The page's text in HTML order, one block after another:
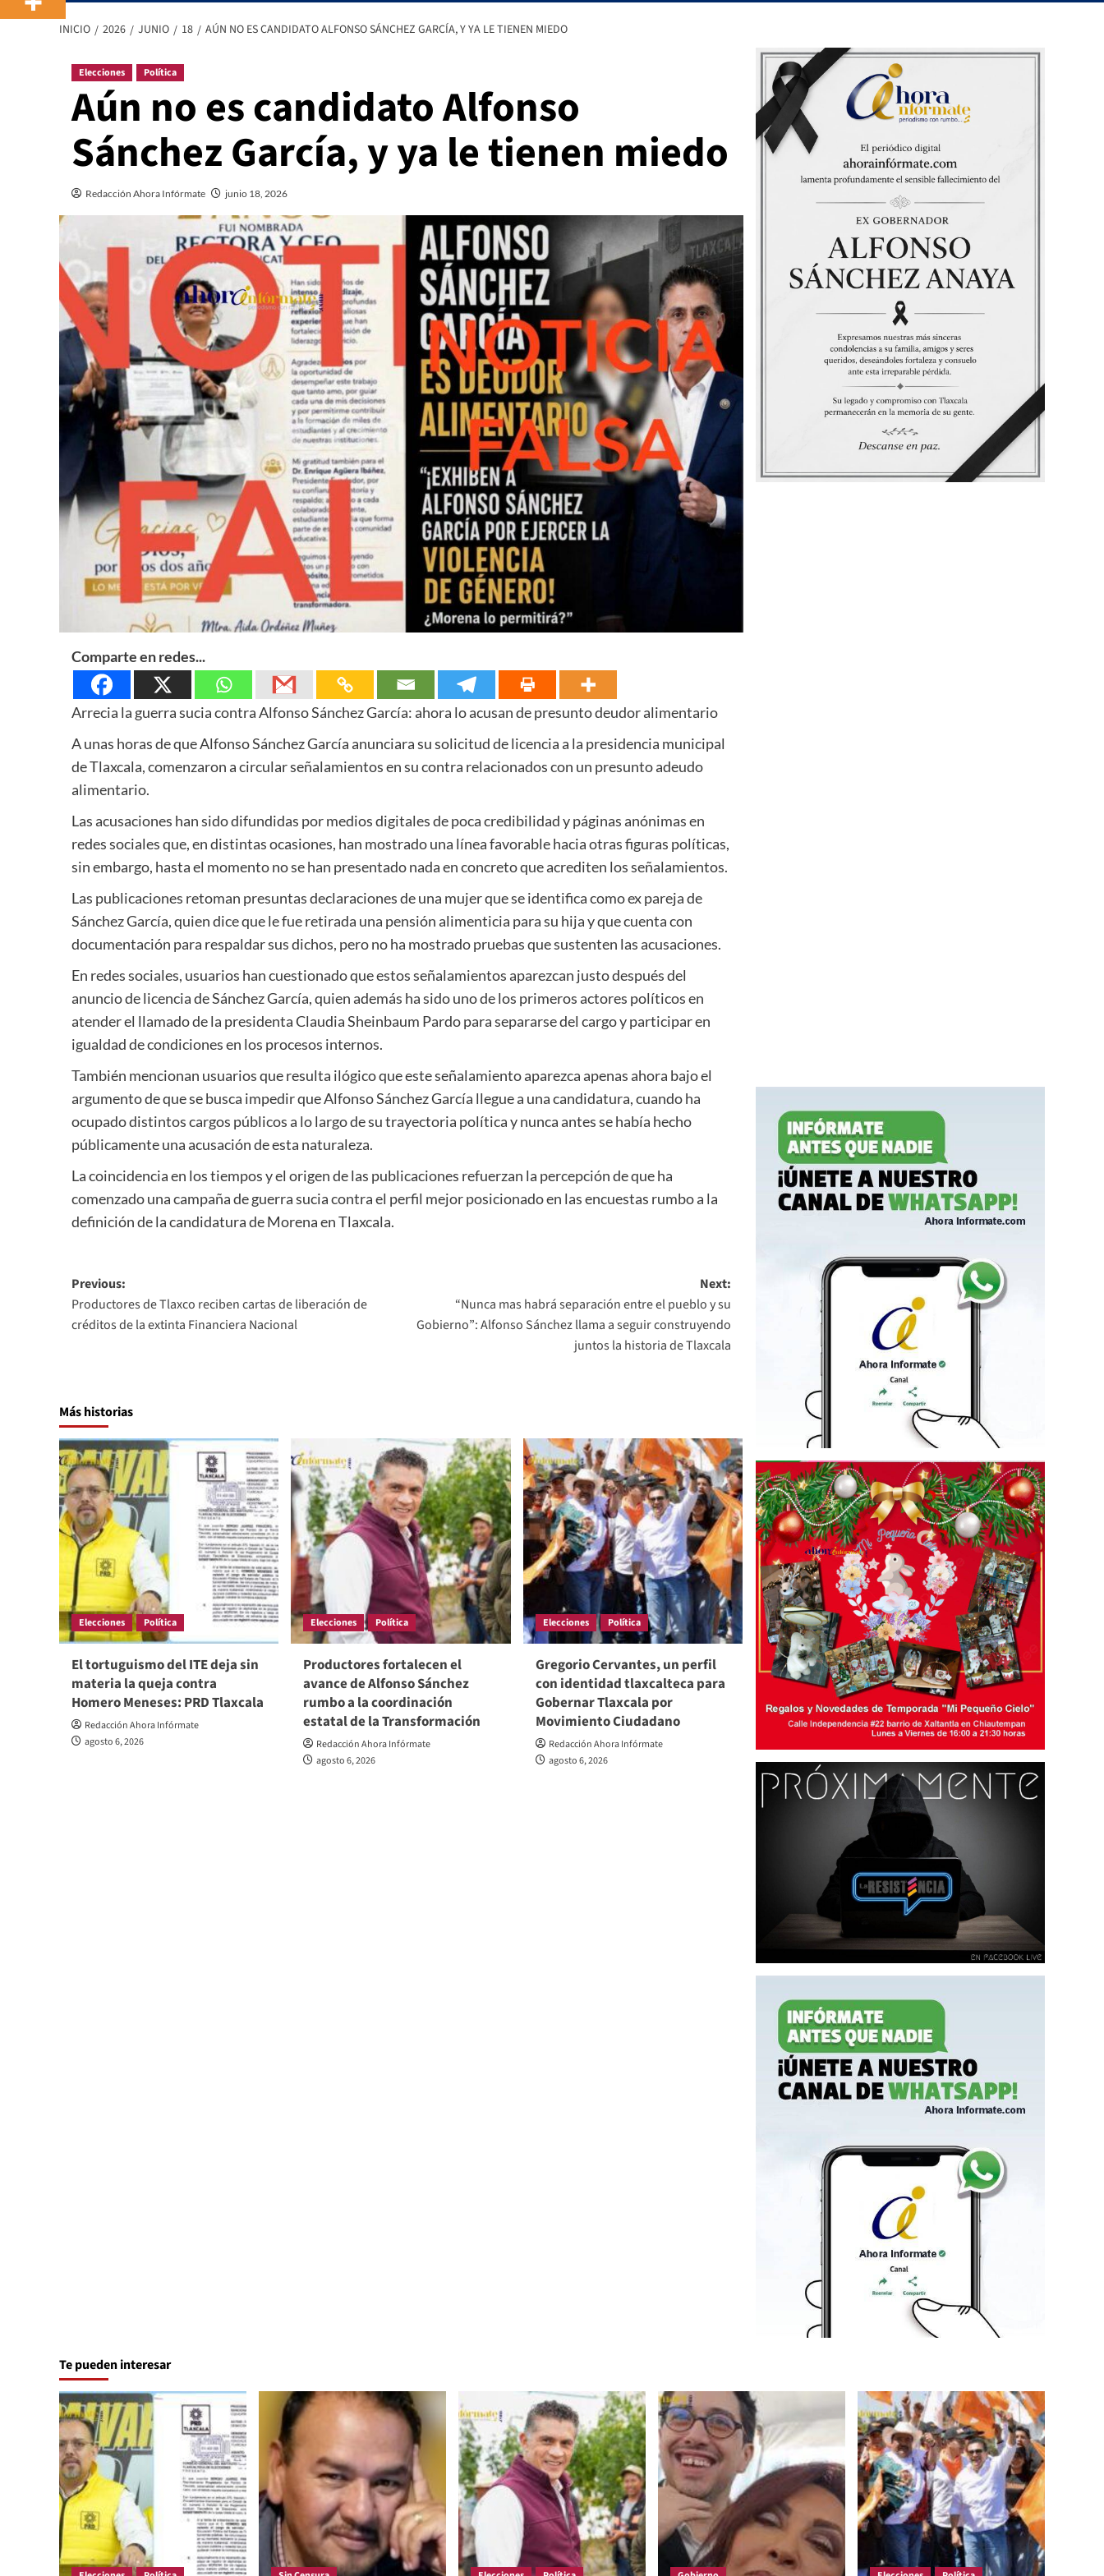
INICIO 2026 JUNIO 18 AÚN NO ES CANDIDATO ALFONSO SÁNCHEZ GARCÍA, Y YA LE TIENEN MIEDO
Elecciones Política
Aún no es candidato Alfonso
Sánchez García, y ya le tienen miedo
Redacción Ahora Infórmate junio 18, 2026
Comparte en redes...
Arrecia la guerra sucia contra Alfonso Sánchez García: ahora lo acusan de presunto deudor alimentario
A unas horas de que Alfonso Sánchez García anunciara su solicitud de licencia a la presidencia municipal
de Tlaxcala, comenzaron a circular señalamientos en su contra relacionados con un presunto adeudo
alimentario.
Las acusaciones han sido difundidas por medios digitales de poca credibilidad y páginas anónimas en
redes sociales que, en distintas ocasiones, han mostrado una línea favorable hacia otras figuras políticas,
sin embargo, hasta el momento no se han presentado nada en concreto que acrediten los señalamientos.
Las publicaciones retoman presuntas declaraciones de una mujer que se identifica como ex pareja de
Sánchez García, quien dice que le fue retirada una pensión alimenticia para su hija y que cuenta con
documentación para respaldar sus dichos, pero no ha mostrado pruebas que sustenten las acusaciones.
En redes sociales, usuarios han cuestionado que estos señalamientos aparezcan justo después del
anuncio de licencia de Sánchez García, quien además ha sido uno de los primeros actores políticos en
atender el llamado de la presidenta Claudia Sheinbaum Pardo para separarse del cargo y participar en
igualdad de condiciones en los procesos internos.
También mencionan usuarios que resulta ilógico que este señalamiento aparezca apenas ahora bajo el
argumento de que se busca impedir que Alfonso Sánchez García llegue a una candidatura, cuando ha
ocupado distintos cargos públicos a lo largo de su trayectoria política y nunca antes se había hecho
públicamente una acusación de esta naturaleza.
La coincidencia en los tiempos y el origen de las publicaciones refuerzan la percepción de que ha
comenzado una campaña de guerra sucia contra el perfil mejor posicionado en las encuestas rumbo a la
definición de la candidatura de Morena en Tlaxcala.
Post
navigation
Previous:
Productores de Tlaxco reciben cartas de liberación de
créditos de la extinta Financiera Nacional
Next:
“Nunca mas habrá separación entre el pueblo y su
Gobierno”: Alfonso Sánchez llama a seguir construyendo
juntos la historia de Tlaxcala
Más historias
Elecciones Política
El tortuguismo del ITE deja sin
materia la queja contra
Homero Meneses: PRD Tlaxcala
Redacción Ahora Infórmate
agosto 6, 2026
Elecciones Política
Productores fortalecen el
avance de Alfonso Sánchez
rumbo a la coordinación
estatal de la Transformación
Redacción Ahora Infórmate
agosto 6, 2026
Elecciones Política
Gregorio Cervantes, un perfil
con identidad tlaxcalteca para
Gobernar Tlaxcala por
Movimiento Ciudadano
Redacción Ahora Infórmate
agosto 6, 2026
Te pueden interesar